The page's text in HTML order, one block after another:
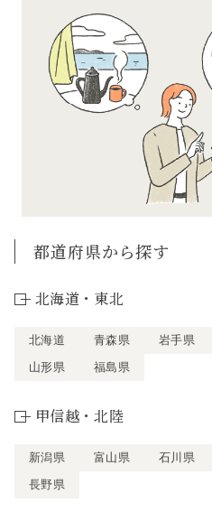
都道府県から探す
北海道・東北
北海道 青森県 岩手県
山形県
福島県
甲信越・北陸
新潟県 富山県 石川県
長野県